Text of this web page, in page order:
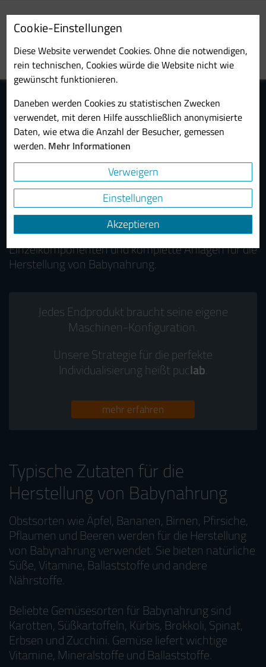
to
main
content
Cookie-Einstellungen
Diese Website verwendet Cookies. Ohne die notwendigen,
rein technischen, Cookies würde die Website nicht wie
gewünscht funktionieren.
Daneben werden Cookies zu statistischen Zwecken
verwendet, mit deren Hilfe ausschließlich anonymisierte
Daten, wie etwa die Anzahl der Besucher, gemessen
werden. Mehr Informationen
Verweigern
Einstellungen
Akzeptieren
Maschinen zur Herstellung von
Babynahrung
Probst & Class entwickelt und fertigt
Einzelkomponenten und komplette Anlagen für die
Herstellung von Babynahrung.
Jedes Endprodukt braucht seine eigene
Maschinen-Konfiguration.
Unsere Strategie für die perfekte
Individualisierung heißt puclab.
mehr erfahren
Typische Zutaten für die
Herstellung von Babynahrung
Obstsorten wie Äpfel, Bananen, Birnen, Pfirsiche,
Pflaumen und Beeren werden für die Herstellung
von Babynahrung verwendet. Sie bieten natürliche
Süße, Vitamine, Ballaststoffe und andere
Nährstoffe.
Beliebte Gemüsesorten für Babynahrung sind
Karotten, Süßkartoffeln, Kürbis, Brokkoli, Spinat,
Erbsen und Zucchini. Gemüse liefert wichtige
Vitamine, Mineralstoffe und Ballaststoffe.